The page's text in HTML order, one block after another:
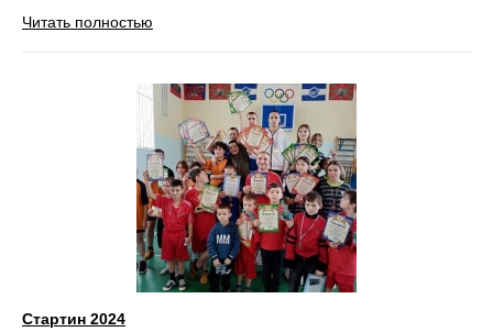
Читать полностью
Стартин 2024